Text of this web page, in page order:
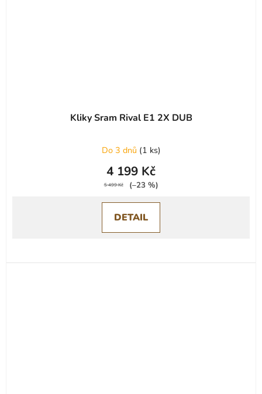
Kliky Sram Rival E1 2X DUB
Do 3 dnů (1 ks)
4 199 Kč
5 499 Kč (–23 %)
DETAIL